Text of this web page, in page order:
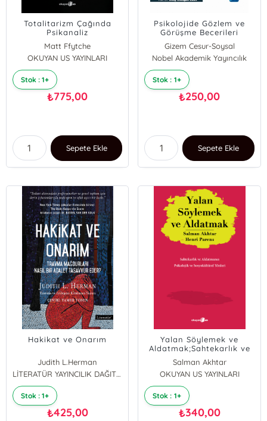
Totalitarizm Çağında
Psikanaliz
Matt Ffytche
Daniel Pick
OKUYAN US YAYINLARI
Stok : 1+
₺775,00
Sepete Ekle
Psikolojide Gözlem ve
Görüşme Becerileri
Gizem Cesur-Soysal
Sezin Andiç
Dilay Eldoğan-Eken
Nobel Akademik Yayıncılık
Stok : 1+
₺250,00
Sepete Ekle
Hakikat ve Onarım
Judith L.Herman
LİTERATÜR YAYINCILIK DAĞITIM
Stok : 1+
₺425,00
Yalan Söylemek ve
Aldatmak;Sahtekarlık ve
Aldatmanın Psikolojik ve
Sosyokültürel Yönleri
Salman Akhtar
Henri Parens
OKUYAN US YAYINLARI
Stok : 1+
₺340,00